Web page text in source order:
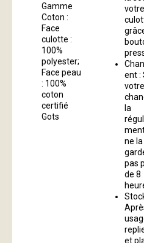
Gamme
Coton :
Face
culotte :
100%
polyester;
Face peau
: 100%
coton
certifié
Gots
votre
ent :
la
ne la
pas
de 8
et